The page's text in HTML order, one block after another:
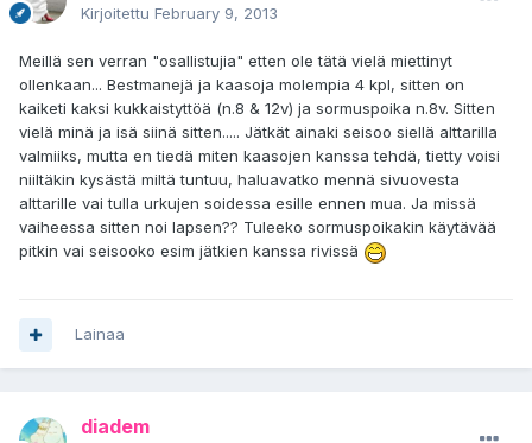
Kirjoitettu February 9, 2013
Meillä sen verran "osallistujia" etten ole tätä vielä miettinyt
ollenkaan... Bestmanejä ja kaasoja molempia 4 kpl, sitten on
kaiketi kaksi kukkaistyttöä (n.8 & 12v) ja sormuspoika n.8v. Sitten
vielä minä ja isä siinä sitten..... Jätkät ainaki seisoo siellä alttarilla
valmiiks, mutta en tiedä miten kaasojen kanssa tehdä, tietty voisi
niiltäkin kysästä miltä tuntuu, haluavatko mennä sivuovesta
alttarille vai tulla urkujen soidessa esille ennen mua. Ja missä
vaiheessa sitten noi lapsen?? Tuleeko sormuspoikakin käytävää
pitkin vai seisooko esim jätkien kanssa rivissä
Lainaa
diadem